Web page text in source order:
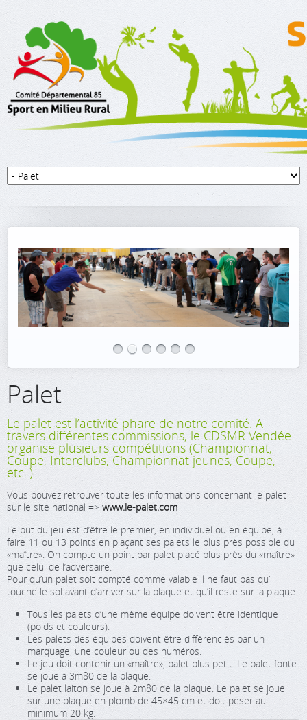
Palet
Le palet est l’activité phare de notre comité. A
travers différentes commissions, le CDSMR Vendée
organise plusieurs compétitions (Championnat,
Coupe, Interclubs, Championnat jeunes, Coupe,
etc..)
Vous pouvez retrouver toute les informations concernant le palet
sur le site national => www.le-palet.com
Le but du jeu est d’être le premier, en individuel ou en équipe, à
faire 11 ou 13 points en plaçant ses palets le plus près possible du
«maître». On compte un point par palet placé plus près du «maître»
que celui de l’adversaire.
Pour qu’un palet soit compté comme valable il ne faut pas qu’il
touche le sol avant d’arriver sur la plaque et qu’il reste sur la plaque.
Tous les palets d’une même équipe doivent être identique
(poids et couleurs).
Les palets des équipes doivent être différenciés par un
marquage, une couleur ou des numéros.
Le jeu doit contenir un «maître», palet plus petit. Le palet fonte
se joue à 3m80 de la plaque.
Le palet laiton se joue à 2m80 de la plaque. Le palet se joue
sur une plaque en plomb de 45×45 cm et doit peser au
minimum 20 kg.